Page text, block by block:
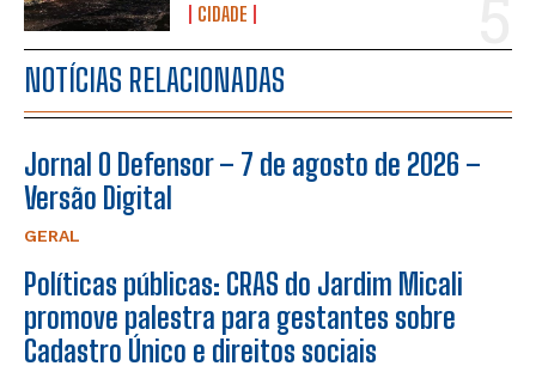
CIDADE
NOTÍCIAS RELACIONADAS
Jornal O Defensor – 7 de agosto de 2026 –
Versão Digital
GERAL
Políticas públicas: CRAS do Jardim Micali
promove palestra para gestantes sobre
Cadastro Único e direitos sociais